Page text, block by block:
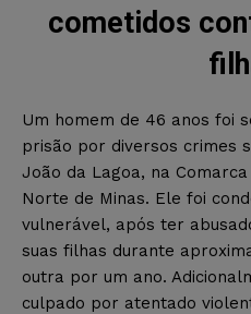
cometidos
Um homem de 46 anos foi
prisão por diversos crimes
João da Lagoa, na
Norte de Minas. Ele foi
vulnerável, após ter
suas filhas durante
outra por um ano.
culpado por atentado